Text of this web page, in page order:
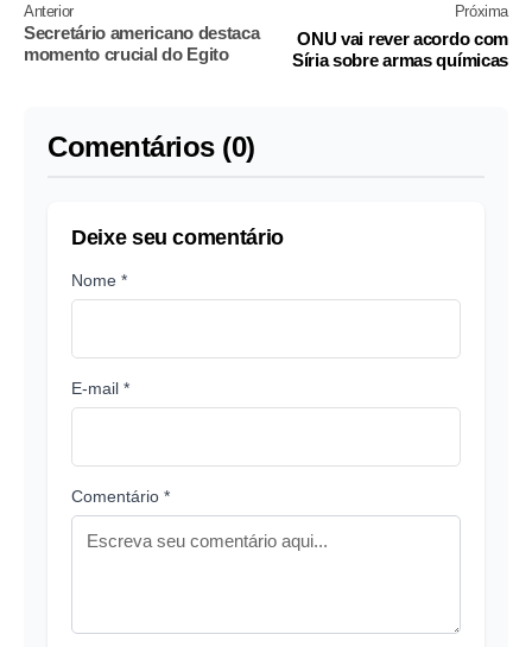
Anterior
Secretário americano destaca
momento crucial do Egito
Próxima
ONU vai rever acordo com
Síria sobre armas químicas
Comentários (0)
Deixe seu comentário
Nome *
E-mail *
Comentário *